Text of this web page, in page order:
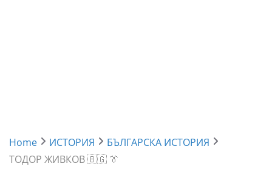
Home ИСТОРИЯ
БЪЛГАРСКА ИСТОРИЯ
ТОДОР ЖИВКОВ 🇧🇬 👔